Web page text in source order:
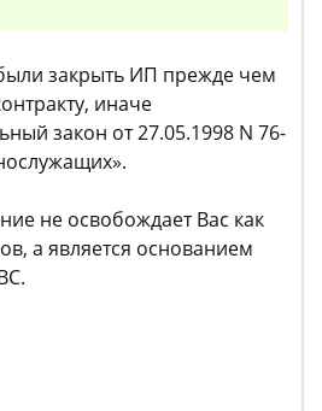
закрыть ИП прежде чем
иначе
закон от 27.05.1998 N 76-
не освобождает Вас как
а является основанием